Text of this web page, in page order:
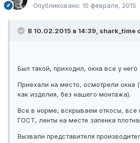
Опубликовано: 10 февраля, 2015
В 10.02.2015 в 14:39, shark_time
Был такой, приходил, окна все у
Приехали на место, осмотрели окна
как изделия, без нашего монтажа).
Все в норме, вскрываем откосы, все
ГОСТ, ленты на месте запенка
Вызвали представителя